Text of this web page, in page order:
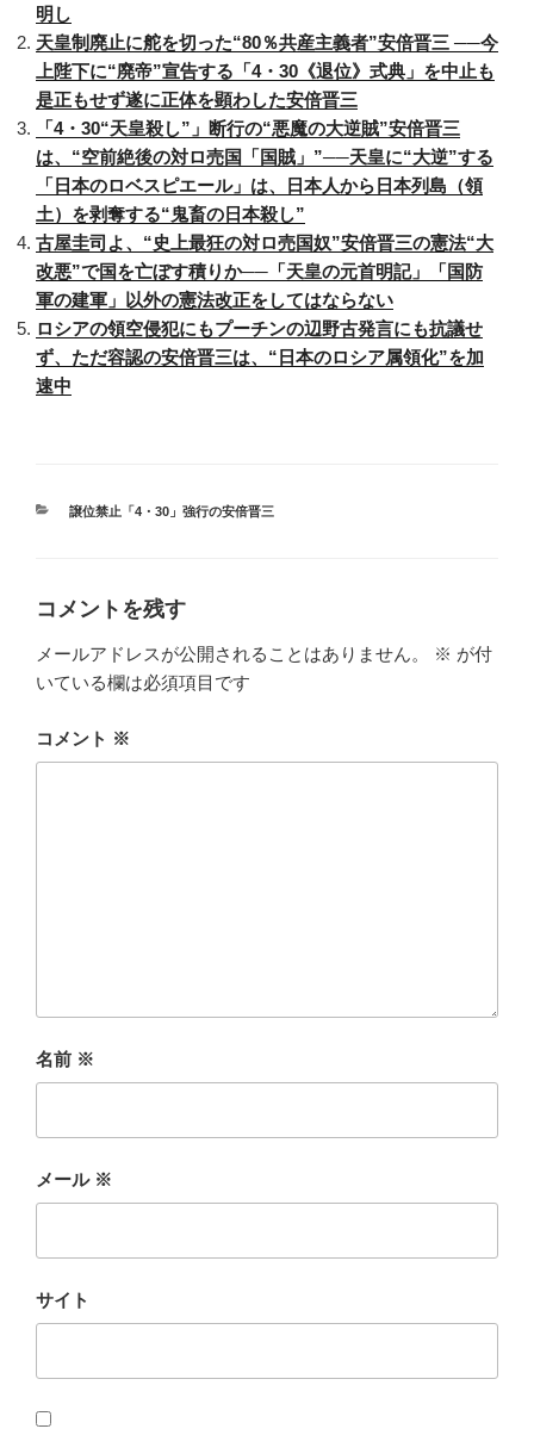
o
o
k
o
n
明し
天皇制廃止に舵を切った“80％共産主義者”安倍晋三 ──今
上陛下に“廃帝”宣告する「4・30《退位》式典」を中止も
是正もせず遂に正体を顕わした安倍晋三
「4・30“天皇殺し”」断行の“悪魔の大逆賊”安倍晋三
は、“空前絶後の対ロ売国「国賊」”──天皇に“大逆”する
「日本のロベスピエール」は、日本人から日本列島（領
土）を剥奪する“鬼畜の日本殺し”
古屋圭司よ、“史上最狂の対ロ売国奴”安倍晋三の憲法“大
改悪”で国を亡ぼす積りか──「天皇の元首明記」「国防
軍の建軍」以外の憲法改正をしてはならない
ロシアの領空侵犯にもプーチンの辺野古発言にも抗議せ
ず、ただ容認の安倍晋三は、“日本のロシア属領化”を加
速中
カ
譲位禁止「4・30」強行の安倍晋三
コメントを残す
メールアドレスが公開されることはありません。 ※ が付
いている欄は必須項目です
コメント ※
名前 ※
メール ※
サイト